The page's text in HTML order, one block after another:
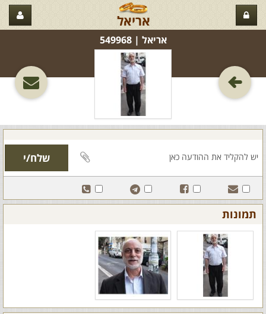
אריאל
אריאל‏ | 549968
תמונות